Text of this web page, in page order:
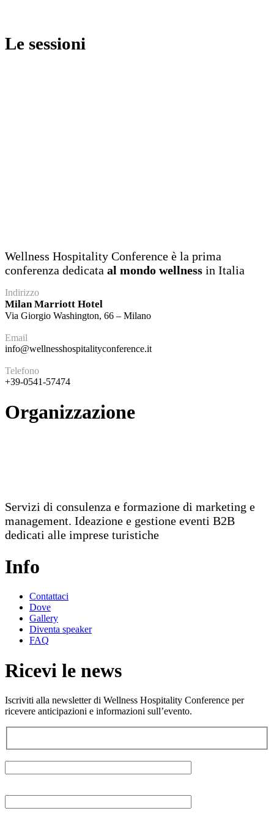
Le sessioni
Wellness Hospitality Conference è la prima
conferenza dedicata al mondo wellness in Italia
Indirizzo
Milan Marriott Hotel
Via Giorgio Washington, 66 – Milano
Email
info@wellnesshospitalityconference.it
Telefono
+39-0541-57474
Organizzazione
Servizi di consulenza e formazione di marketing e
management. Ideazione e gestione eventi B2B
dedicati alle imprese turistiche
Info
Contattaci
Dove
Gallery
Diventa speaker
FAQ
Ricevi le news
Iscriviti alla newsletter di Wellness Hospitality Conference per
ricevere anticipazioni e informazioni sull’evento.